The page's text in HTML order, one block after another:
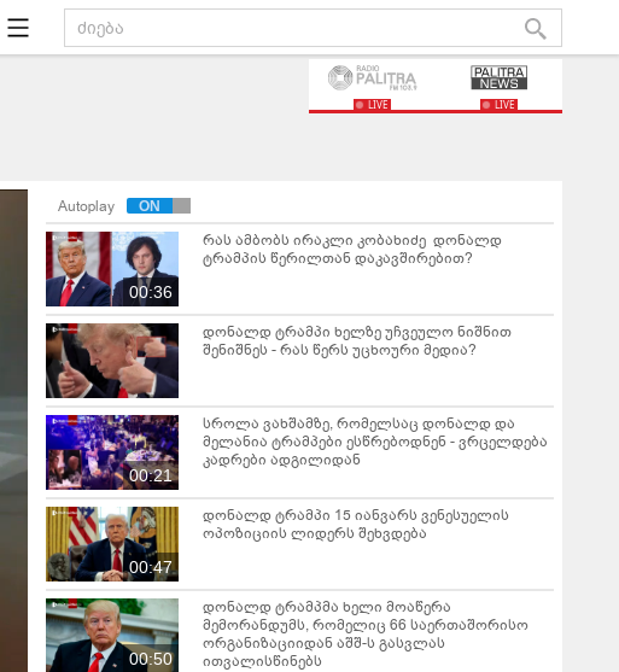
LIVE LIVE
Autoplay
00:36
რას ამბობს ირაკლი კობახიძე დონალდ
ტრამპის წერილთან დაკავშირებით?
დონალდ ტრამპი ხელზე უჩვეულო ნიშნით
შენიშნეს - რას წერს უცხოური მედია?
00:21
სროლა ვახშამზე, რომელსაც დონალდ და
მელანია ტრამპები ესწრებოდნენ - ვრცელდება
კადრები ადგილიდან
00:47
დონალდ ტრამპი 15 იანვარს ვენესუელის
ოპოზიციის ლიდერს შეხვდება
00:50
დონალდ ტრამპმა ხელი მოაწერა
მემორანდუმს, რომელიც 66 საერთაშორისო
ორგანიზაციიდან აშშ-ს გასვლას
ითვალისწინებს